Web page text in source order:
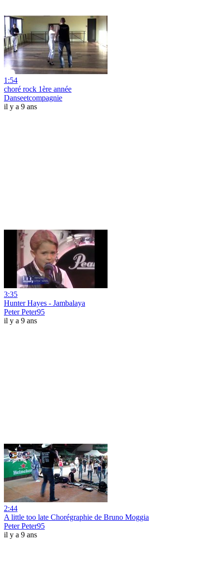
1:54
choré rock 1ère année
Danseetcompagnie
il y a 9 ans
3:35
Hunter Hayes - Jambalaya
Peter Peter95
il y a 9 ans
2:44
A little too late Chorégraphie de Bruno Moggia
Peter Peter95
il y a 9 ans